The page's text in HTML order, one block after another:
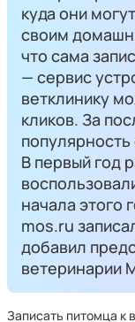
куда они
своим
что сама
— сервис
ветклинику
кликов. За
В первый год
начала этого
mos.ru
добавил
ветеринарии
Записать питомца к